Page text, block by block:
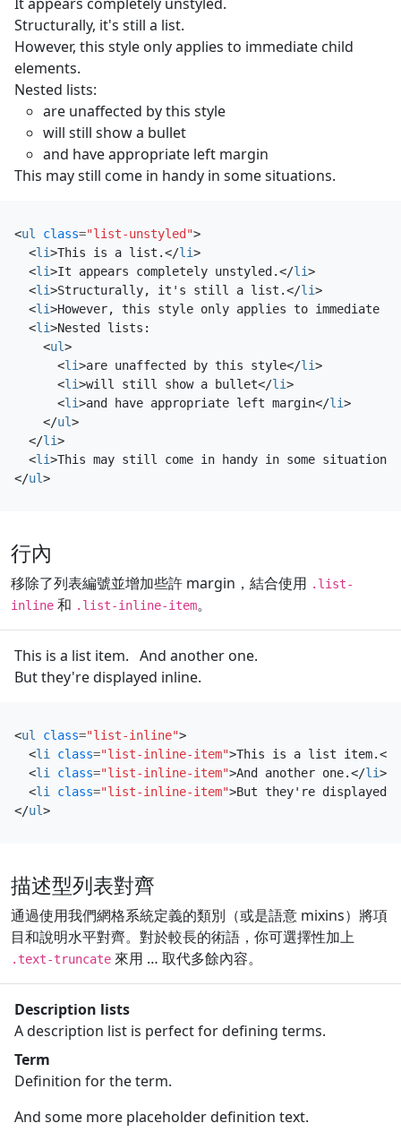
Structurally, it's still a list.
However, this style only applies to immediate child
elements.
Nested lists:
are unaffected by this style
will still show a bullet
and have appropriate left margin
This may still come in handy in some situations.
<ul class="list-unstyled">
<li>This is a list.</li>
<li>It appears completely unstyled.</li>
<li>Structurally, it's still a list.</li>
<li>However, this style only applies to immediate
<li>Nested lists:
<ul>
<li>are unaffected by this style</li>
<li>will still show a bullet</li>
<li>and have appropriate left margin</li>
</ul>
</li>
<li>This may still come in handy in some situations.
</ul>
行內
移除了列表編號並增加些許 margin，結合使用 .list-
inline 和 .list-inline-item。
This is a list item. And another one.
But they're displayed inline.
<ul class="list-inline">
<li class="list-inline-item">This is a list item.</
<li class="list-inline-item">And another one.</li>
<li class="list-inline-item">But they're displayed
</ul>
描述型列表對齊
通過使用我們網格系統定義的類別（或是語意 mixins）將項
目和說明水平對齊。對於較長的術語，你可選擇性加上
.text-truncate 來用 … 取代多餘內容。
Description lists
A description list is perfect for defining terms.
Term
Definition for the term.
And some more placeholder definition text.